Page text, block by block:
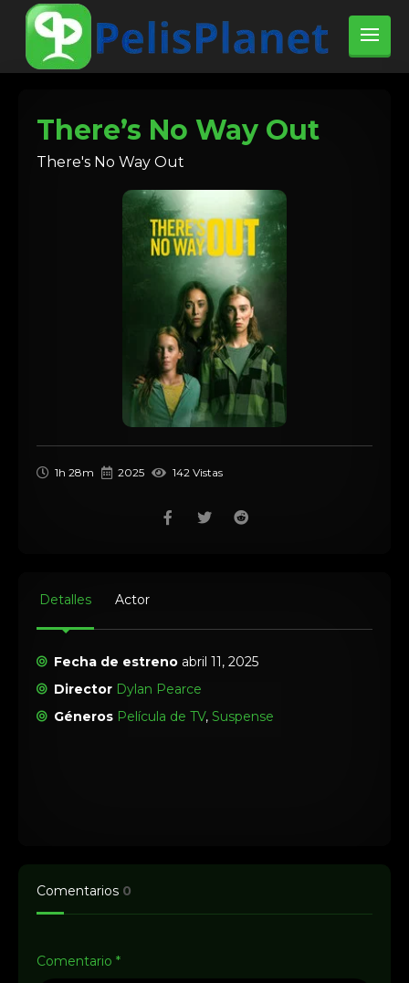
There’s No Way Out
There's No Way Out
1h 28m 2025 142 Vistas
Detalles Actor
Fecha de estreno abril 11, 2025
Director Dylan Pearce
Géneros Película de TV,Suspense
Comentarios 0
Comentario *